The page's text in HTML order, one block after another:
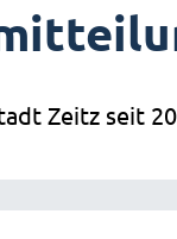
Zeitz seit